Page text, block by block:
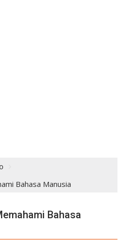
Bahasa Manusia
Bahasa